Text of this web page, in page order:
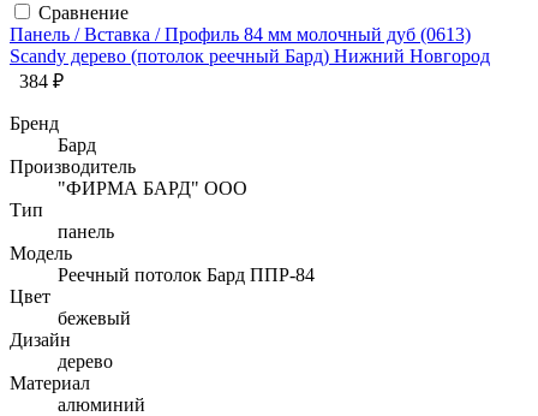
Сравнение
Панель / Вставка / Профиль 84 мм молочный дуб (0613)
Sсandy дерево (потолок реечный Бард) Нижний Новгород
384 ₽
Бренд
Бард
Производитель
"ФИРМА БАРД" ООО
Тип
панель
Модель
Реечный потолок Бард ППР-84
Цвет
бежевый
Дизайн
дерево
Материал
алюминий